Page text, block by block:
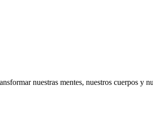
nuestras mentes, nuestros cuerpos y